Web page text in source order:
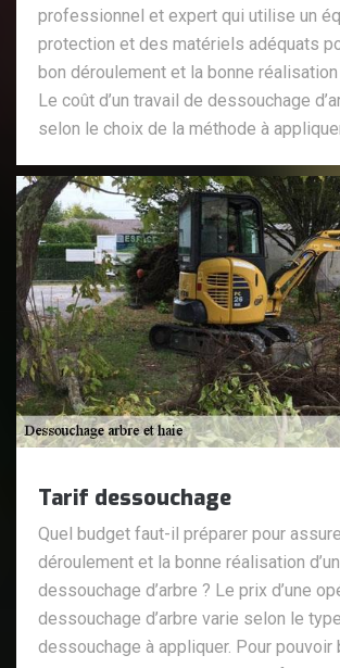
professionnel et expert qui utilise un
protection et des matériels adéquats
bon déroulement et la bonne
Le coût d’un travail de dessouchage
selon le choix de la méthode à
Tarif dessouchage
Quel budget faut-il préparer pour
déroulement et la bonne réalisation
dessouchage d’arbre ? Le prix d’une
dessouchage d’arbre varie selon le
dessouchage à appliquer. Pour pouvoir